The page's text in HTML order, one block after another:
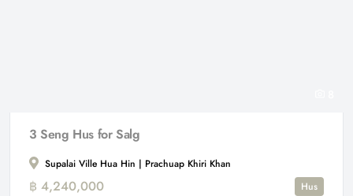
3 Seng Hus for Salg
Supalai Ville Hua Hin | Prachuap Khiri Khan
฿ 4,240,000
Hus